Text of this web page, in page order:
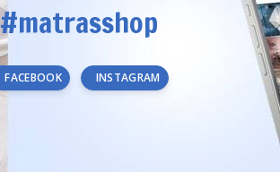
#matrasshop
FACEBOOK INSTAGRAM